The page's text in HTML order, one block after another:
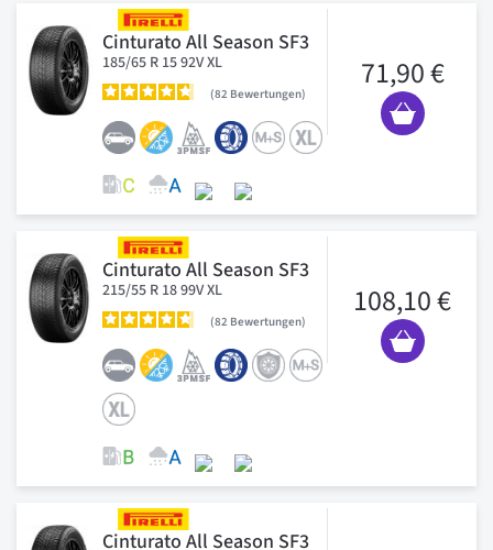
Cinturato All Season SF3
185/65 R 15 92V XL
82 Bewertungen
71,90 €
Cinturato All Season SF3
215/55 R 18 99V XL
82 Bewertungen
108,10 €
Cinturato All Season SF3